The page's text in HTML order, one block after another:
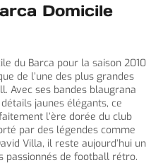
Domicile
du Barca pour la saison 2010
de l’une des plus grandes
Avec ses bandes blaugrana
jaunes élégants, ce
l’ère dorée du club
par des légendes comme
Villa, il reste aujourd’hui un
passionnés de football rétro.